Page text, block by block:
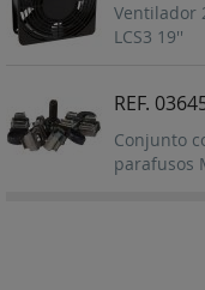
Ventilador
LCS3 19''
REF.
Conjunto
parafusos